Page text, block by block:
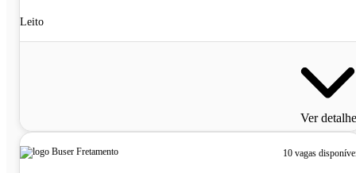
Leito
Ver
10 vagas